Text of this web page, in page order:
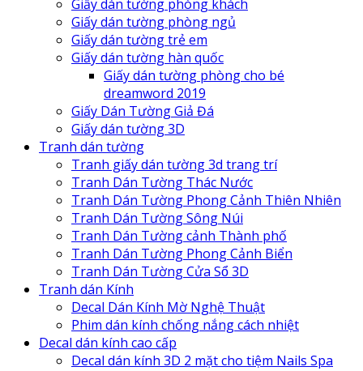
Giấy dán tường phòng khách
Giấy dán tường phòng ngủ
Giấy dán tường trẻ em
Giấy dán tường hàn quốc
Giấy dán tường phòng cho bé
dreamword 2019
Giấy Dán Tường Giả Đá
Giấy dán tường 3D
Tranh dán tường
Tranh giấy dán tường 3d trang trí
Tranh Dán Tường Thác Nước
Tranh Dán Tường Phong Cảnh Thiên Nhiên
Tranh Dán Tường Sông Núi
Tranh Dán Tường cảnh Thành phố
Tranh Dán Tường Phong Cảnh Biển
Tranh Dán Tường Cửa Sổ 3D
Tranh dán Kính
Decal Dán Kính Mờ Nghệ Thuật
Phim dán kính chống nắng cách nhiệt
Decal dán kính cao cấp
Decal dán kính 3D 2 mặt cho tiệm Nails Spa